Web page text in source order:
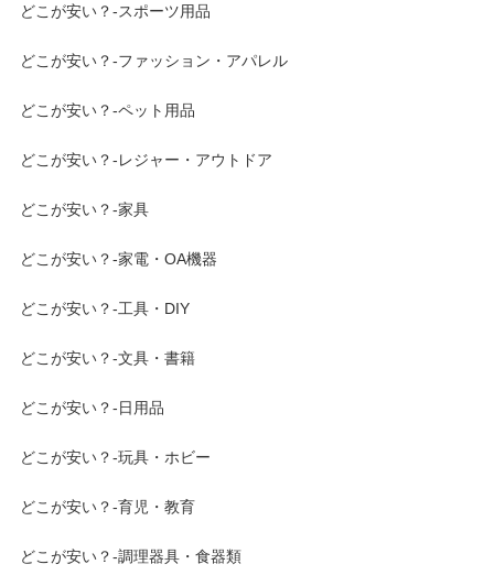
どこが安い？-スポーツ用品
どこが安い？-ファッション・アパレル
どこが安い？-ペット用品
どこが安い？-レジャー・アウトドア
どこが安い？-家具
どこが安い？-家電・OA機器
どこが安い？-工具・DIY
どこが安い？-文具・書籍
どこが安い？-日用品
どこが安い？-玩具・ホビー
どこが安い？-育児・教育
どこが安い？-調理器具・食器類